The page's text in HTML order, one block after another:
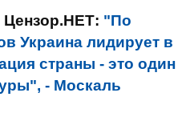
"По
Украина лидирует в
страны - это один
- Москаль